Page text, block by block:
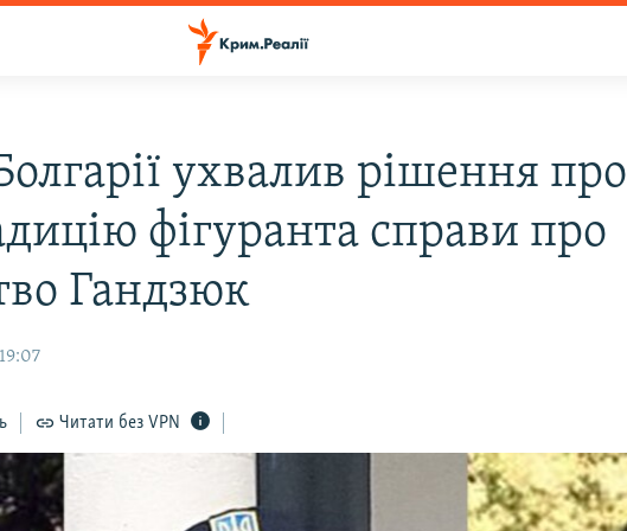
ухвалив рішення про
фігуранта справи про
Гандзюк
Читати без VPN